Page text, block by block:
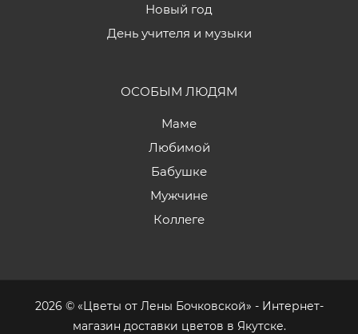
Новый год
День учителя и музыки
ОСОБЫМ ЛЮДЯМ
Маме
Любимой
Бабушке
Мужчине
Коллеге
2026 © «Цветы от Лены Бочковской» - Интернет-
магазин доставки цветов в Якутске.